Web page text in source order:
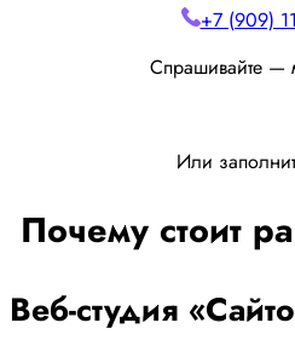
+7 (909)
Спрашивайте —
Или
Почему стоит
Веб-студия